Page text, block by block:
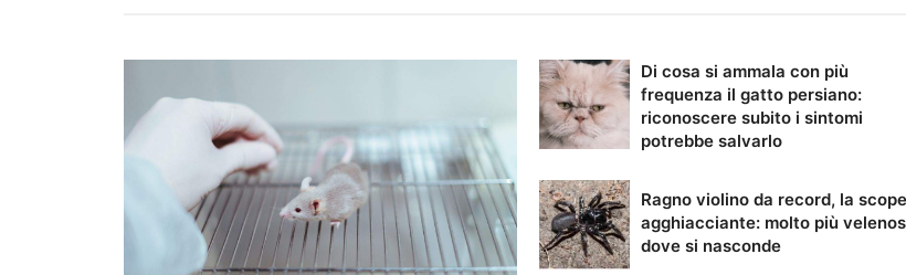
Di cosa si ammala con più
frequenza il gatto persiano:
riconoscere subito i sintomi
potrebbe salvarlo
Ragno violino da record, la
agghiacciante: molto più
dove si nasconde